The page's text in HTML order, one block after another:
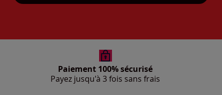
Paiement 100% sécurisé
Payez jusqu'à 3 fois sans frais